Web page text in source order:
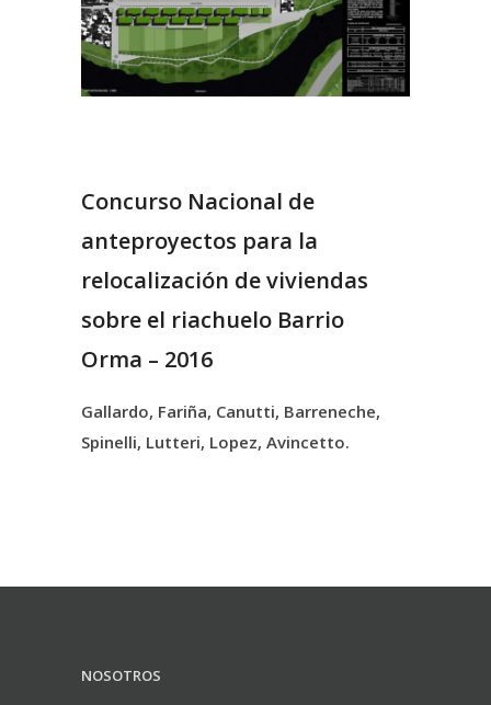
Concurso Nacional de
anteproyectos para la
relocalización de viviendas
sobre el riachuelo Barrio
Orma – 2016
Gallardo, Fariña, Canutti, Barreneche,
Spinelli, Lutteri, Lopez, Avincetto.
NOSOTROS